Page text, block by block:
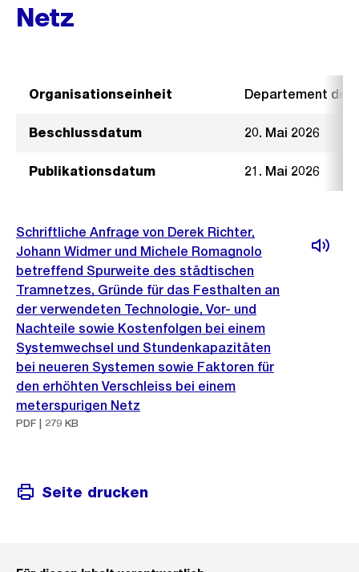
Netz
Organisationseinheit Departement der
Beschlussdatum 20. Mai 2026
Publikationsdatum 21. Mai 2026
Schriftliche Anfrage von Derek Richter,
Johann Widmer und Michele Romagnolo
betreffend Spurweite des städtischen
Tramnetzes, Gründe für das Festhalten an
der verwendeten Technologie, Vor- und
Nachteile sowie Kostenfolgen bei einem
Systemwechsel und Stundenkapazitäten
bei neueren Systemen sowie Faktoren für
den erhöhten Verschleiss bei einem
meterspurigen Netz
PDF | 279 KB
Seite drucken